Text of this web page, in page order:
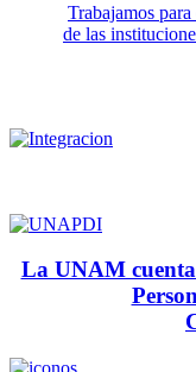
Trabajamos
de las
La UNAM